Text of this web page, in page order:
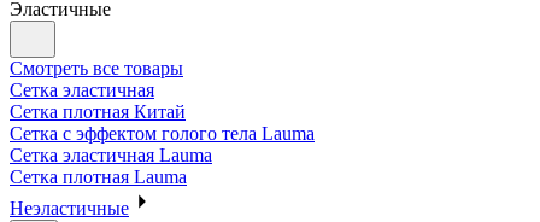
Эластичные
Смотреть все товары
Сетка эластичная
Сетка плотная Китай
Сетка с эффектом голого тела Lauma
Сетка эластичная Lauma
Сетка плотная Lauma
Неэластичные